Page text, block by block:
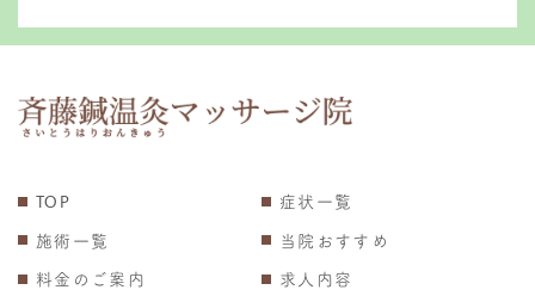
TOP
症状一覧
施術一覧
当院おすすめ
料金のご案内
求人内容